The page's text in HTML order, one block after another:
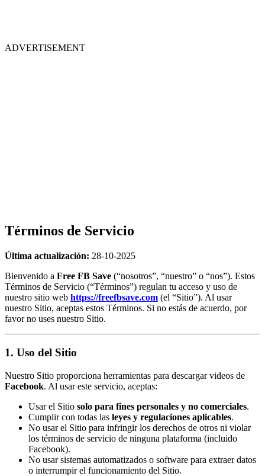
ADVERTISEMENT
Términos de Servicio
Última actualización: 28-10-2025
Bienvenido a Free FB Save (“nosotros”, “nuestro” o “nos”). Estos
Términos de Servicio (“Términos”) regulan tu acceso y uso de
nuestro sitio web https://freefbsave.com (el “Sitio”). Al usar
nuestro Sitio, aceptas estos Términos. Si no estás de acuerdo, por
favor no uses nuestro Sitio.
1. Uso del Sitio
Nuestro Sitio proporciona herramientas para descargar videos de
Facebook. Al usar este servicio, aceptas:
Usar el Sitio solo para fines personales y no comerciales.
Cumplir con todas las leyes y regulaciones aplicables.
No usar el Sitio para infringir los derechos de otros ni violar
los términos de servicio de ninguna plataforma (incluido
Facebook).
No usar sistemas automatizados o software para extraer datos
o interrumpir el funcionamiento del Sitio.